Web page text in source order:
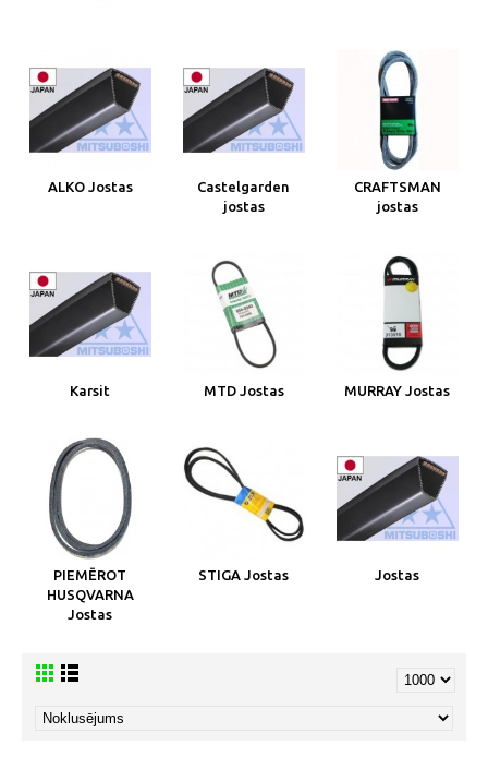
ALKO Jostas
Castelgarden
jostas
CRAFTSMAN
jostas
Karsit MTD Jostas MURRAY Jostas
PIEMĒROT
HUSQVARNA
Jostas
STIGA Jostas Jostas